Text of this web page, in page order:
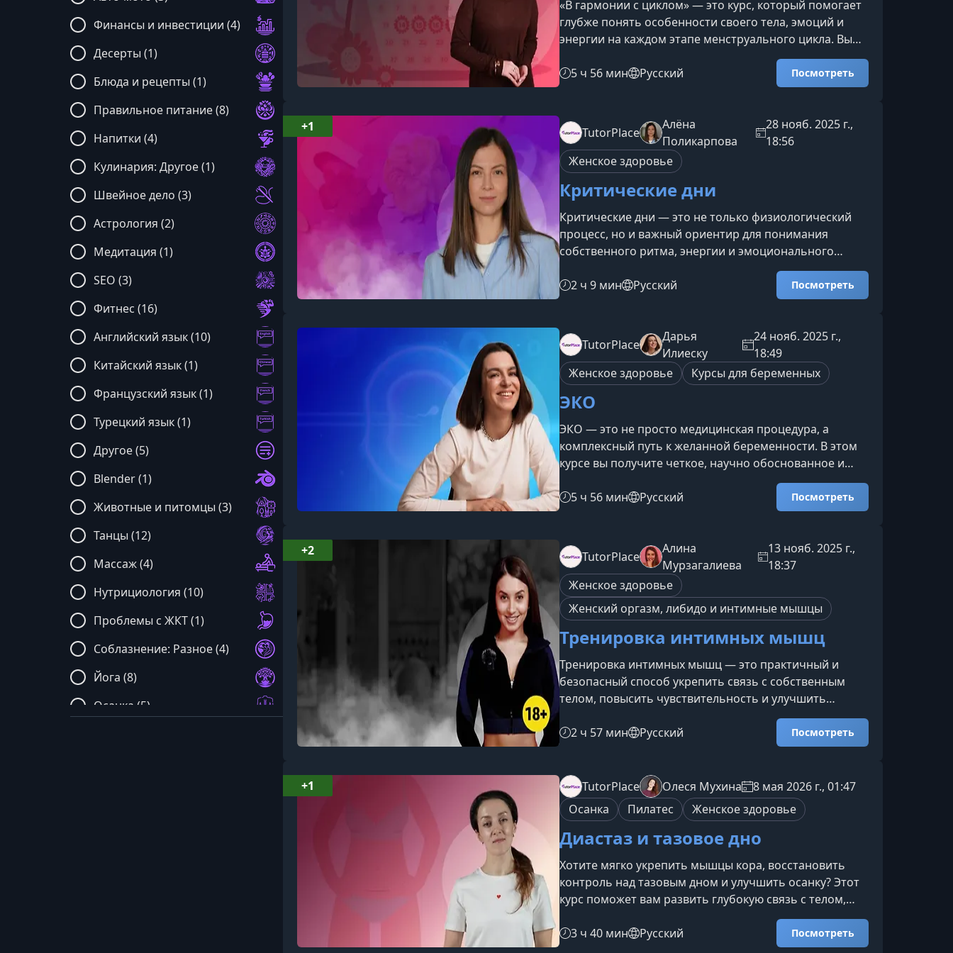
Финансы и инвестиции (4)
Десерты (1)
Блюда и рецепты (1)
Правильное питание (8)
Напитки (4)
Кулинария: Другое (1)
Швейное дело (3)
Астрология (2)
Медитация (1)
SEO (3)
Фитнес (16)
Английский язык (10)
Китайский язык (1)
Французский язык (1)
Турецкий язык (1)
Другое (5)
Blender (1)
Животные и питомцы (3)
Танцы (12)
Массаж (4)
Нутрициология (10)
Проблемы с ЖКТ (1)
Соблазнение: Разное (4)
Йога (8)
Осанка (5)
«В гармонии с циклом» — это курс, который помогает
глубже понять особенности своего тела, эмоций и
энергии на каждом этапе менструального цикла. Вы
научитесь слышать свои естественные биоритмы,
опираться на них в работе, отдыхе и самоощущении,
чтобы чувствовать больше уверенности и
получите на курсеКурс даёт практические
инструменты и понятные знания о том, как
функционирует женский организм и как исп
5 ч 56 мин Русский Посмотреть
TutorPlace
Алёна
Поликарпова
28 нояб. 2025 г.,
18:56
Женское здоровье
Критические дни
Критические дни — это не только физиологический
процесс, но и важный ориентир для понимания
собственного ритма, энергии и эмоционального
состояния. В этом курсе вы узнаете, как грамотно
учитывать фазы менструального цикла, чтобы
повышать продуктивность, заботиться о себе и
курсеМатериал выстроен так, чтобы помочь вам
понять особенности своего организма и научиться
использовать их в свою пользу.
2 ч 9 мин Русский Посмотреть
+1
TutorPlace
Дарья
Илиеску
24 нояб. 2025 г.,
18:49
Женское здоровье
Курсы для беременных
ЭКО
ЭКО — это не просто медицинская процедура, а
комплексный путь к желанной беременности. В этом
курсе вы получите четкое, научно обоснованное и
практическое представление о том, как работает
экстракорпоральное оплодотворение, какие
существуют программы, кому они подходят и как
на курсеКурс поможет разобраться в самых важных
аспектах вспомогательных репродуктивных
технологий, чтобы принимать реш
5 ч 56 мин Русский Посмотреть
TutorPlace
Алина
Мурзагалиева
13 нояб. 2025 г.,
18:37
Женское здоровье
Женский оргазм, либидо и интимные мышцы
Тренировка интимных мышц
Тренировка интимных мышц — это практичный и
безопасный способ укрепить связь с собственным
телом, повысить чувствительность и улучшить
качество интимной и повседневной жизни. Освойте
техники, которые помогают вернуть контроль над
мышцами тазового дна, усилить удовольствие и
тренировка интимных мышцРегулярные мягкие и
осознанные практики помогают улучшить физическое
и эмоциональное состояние. Они подход
2 ч 57 мин Русский Посмотреть
+2
TutorPlace Олеся Мухина
8 мая 2026 г., 01:47
Осанка
Пилатес Женское здоровье
Диастаз и тазовое дно
Хотите мягко укрепить мышцы кора, восстановить
контроль над тазовым дном и улучшить осанку? Этот
курс поможет вам развить глубокую связь с телом,
научиться включать внутренние мышцы в
повседневных движениях и добиться устойчивости
3 ч 40 мин Русский Посмотреть
+1